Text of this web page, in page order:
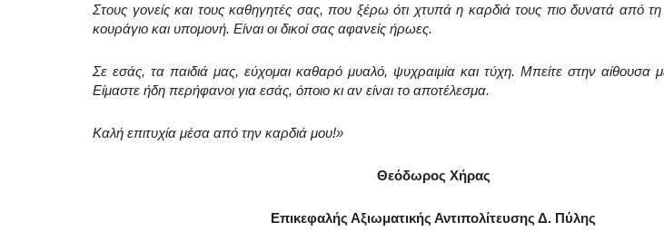
Στους γονείς και τους καθηγητές σας, που ξέρω ότι χτυπά η καρδιά τους πιο δυνατά από τη
κουράγιο και υπομονή. Είναι οι δικοί σας αφανείς ήρωες.
Σε εσάς, τα παιδιά μας, εύχομαι καθαρό μυαλό, ψυχραιμία και τύχη. Μπείτε στην αίθουσα
Είμαστε ήδη περήφανοι για εσάς, όποιο κι αν είναι το αποτέλεσμα.
Καλή επιτυχία μέσα από την καρδιά μου!»
Θεόδωρος Χήρας
Επικεφαλής Αξιωματικής Αντιπολίτευσης Δ. Πύλης